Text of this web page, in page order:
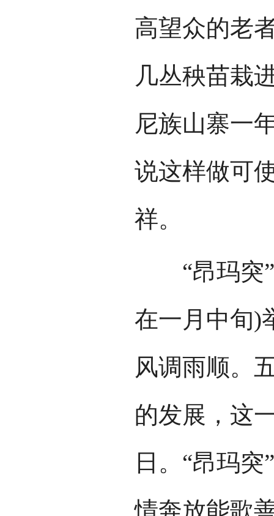
高望众的老
几丛秧苗栽
尼族山寨一
说这样做可
祥。
“昂玛突”
在一月中旬)
风调雨顺。
的发展，这
日。“昂玛
情奔放能歌